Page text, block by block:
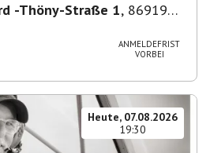
-Thöny-Straße 1, 86919
ANMELDEFRIST
VORBEI
Heute, 07.08.2026
19:30